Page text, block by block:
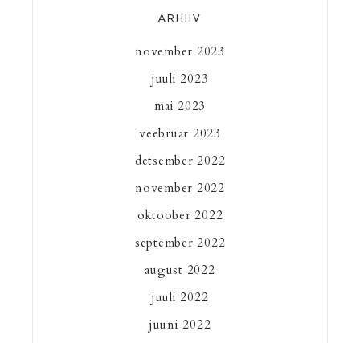
ARHIIV
november 2023
juuli 2023
mai 2023
veebruar 2023
detsember 2022
november 2022
oktoober 2022
september 2022
august 2022
juuli 2022
juuni 2022